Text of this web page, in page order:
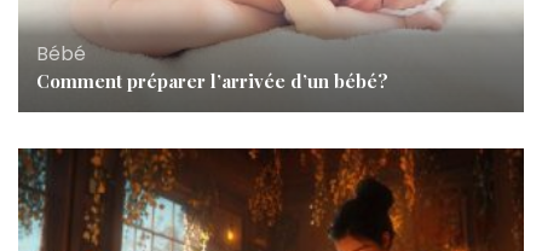
Bébé
Comment préparer l’arrivée d’un bébé?